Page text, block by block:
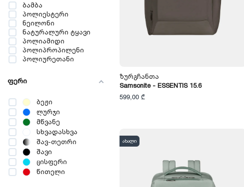
Ზურგჩანთა
Samsonite - ESSENTIS 15.6
599,00 ₾
ახალი
ბამბა
პოლიესტერი
ნეილონი
ნატურალური ტყავი
პოლიამიდი
პოლიპროპილენი
პოლიურეთანი
ფერი
ბეჟი
ლურჯი
მწვანე
სხვადასხვა
შავ-თეთრი
შავი
ცისფერი
წითელი